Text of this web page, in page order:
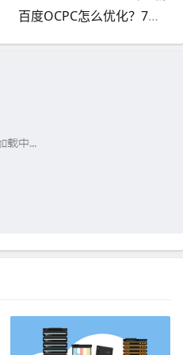
百度OCPC怎么优化？7个OCPC优化常见的问题